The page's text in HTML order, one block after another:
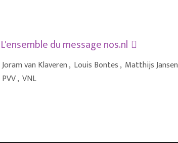
L'ensemble du messagenos.nl
Joram van Klaveren, Louis Bontes, Matthijs Jansen
PVV, VNL